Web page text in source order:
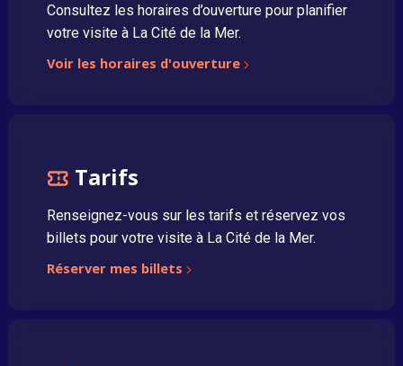
Consultez les horaires d’ouverture pour planifier
votre visite à La Cité de la Mer.
Voir les horaires d'ouverture
Tarifs
Renseignez-vous sur les tarifs et réservez vos
billets pour votre visite à La Cité de la Mer.
Réserver mes billets